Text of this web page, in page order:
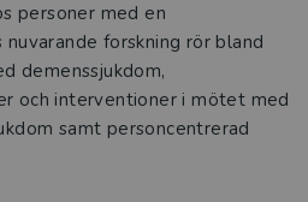
personer med en
forskning rör bland
demenssjukdom,
och interventioner i mötet med
samt personcentrerad